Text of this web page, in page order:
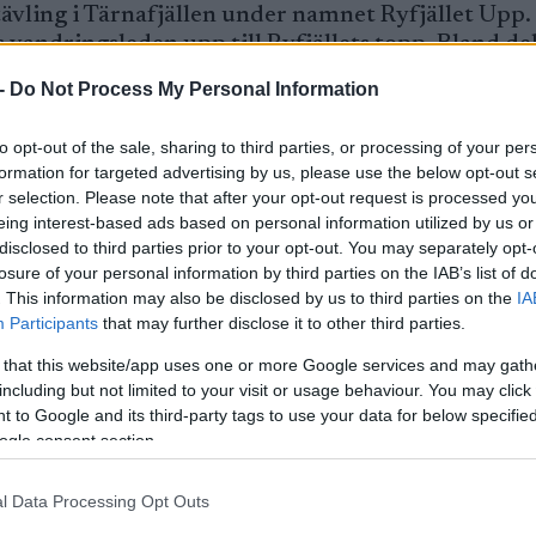
Do Not Process My Personal Information
opt-out of the sale, sharing to third parties, or processing of your
for targeted advertising by us, please use the below opt-out
selection. Please note that after your opt-out request is processed
interest-based ads based on personal information utilized by us
to third parties prior to your opt-out. You may separately
of your personal information by third parties on the IAB’s list of
This information may also be disclosed by us to third parties on the
Participants that may further disclose it to other third parties.
that this website/app uses one or more Google services and may
but not limited to your visit or usage behaviour. You may
to Google and its third-party tags to use your data for below
consent section.
Data Processing Opt Outs
i Tärnafjällen under namnet Ryfjället
vandringsleden upp till Ryfjällets topp. Bland
och vanliga motionärer.
SK:s seniorer Tor Larsson och Joakim
tog sig upp på imponerande 38
placerade sig på tredje respektive femte
umeåkaren och vallaren Peter Edén tog sig in
en säker seger före multisportaren och
minuter hade räckt till en fjärde plats i
intresset för motbackelöp ökar i Sverige, en
än löpteknik, vilket borde attrahera en hel